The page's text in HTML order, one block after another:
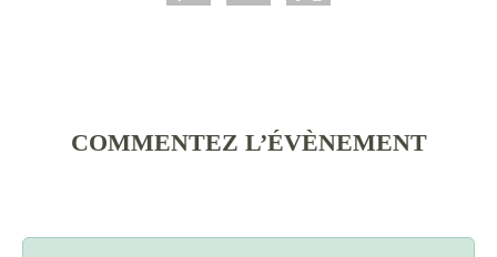
COMMENTEZ L’ÉVÈNEMENT